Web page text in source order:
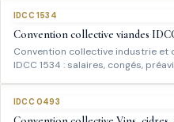
IDCC 1534
Convention collective viandes
Convention collective industrie et
IDCC 1534 : salaires, congés,
IDCC 0493